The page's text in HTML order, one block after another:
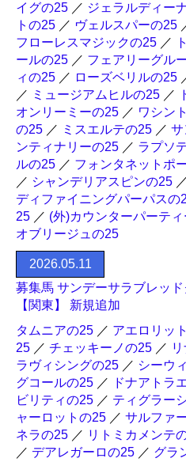
イグの25 ／ ジェラルディー
トの25 ／ ヴェルスパーの25
フローレスマジックの25 ／
ールの25 ／ フェアリーグル
ィの25 ／ ローズベリルの25
／ ミュージアムヒルの25 ／
オンリーミーの25 ／ ワシン
の25 ／ ミスエルテの25 ／ サ
ンティナリーの25 ／ ラプソ
ルの25 ／ フォンタネットポ
／ シャンデリアスピンの25 ／
ディファイニングパーパスの
25 ／ (外)カウンターパーテ
オブリージュの25
2026.05.11
募集馬 サンデーサラブレッ
【関東】 新規追加
タムニアの25 ／ アエロリッ
25 ／ チェッキーノの25 ／
ラヴィシングの25 ／ シーウ
グコールの25 ／ ドナアトラ
ビリティの25 ／ ティグラー
ャーロットの25 ／ サルファ
ネラの25 ／ リトミカメンテ
／ デアレガーロの25 ／ グラ